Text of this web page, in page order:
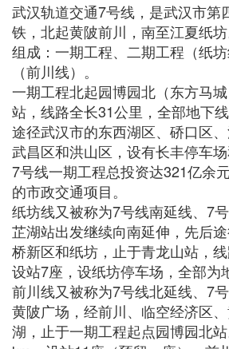
武汉轨道交通7号线，是武汉市第
铁，北起黄陂前川，南至江夏纸
组成：一期工程、二期工程（纸
（前川线）。
一期工程北起园博园北（东方马
站，线路全长31公里，全部地下
途径武汉市的东西湖区、硚口区、
武昌区和洪山区，设有长丰停车场
7号线一期工程总投资达321亿余
的市政交通项目。
纸坊线又被称为7号线南延线、7
芷湖站出发继续向南延伸，先后
桥新区和纸坊，止于青龙山站，
设站7座，设纸坊停车场，全部为
前川线又被称为7号线北延线、7
黄陂广场，经前川、临空经济区
湖，止于一期工程起点园博园北